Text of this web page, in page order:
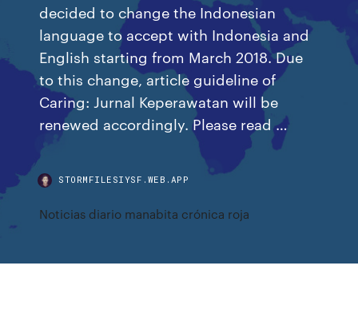
decided to change the Indonesian
language to accept with Indonesia and
English starting from March 2018. Due
to this change, article guideline of
Caring: Jurnal Keperawatan will be
renewed accordingly. Please read …
STORMFILESIYSF.WEB.APP
Noticias diario manabita crónica roja